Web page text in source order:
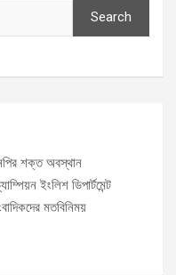
Search
শক্ত অবস্থান
ইংলিশ ডিপার্টমেন্ট
মতবিনিময়